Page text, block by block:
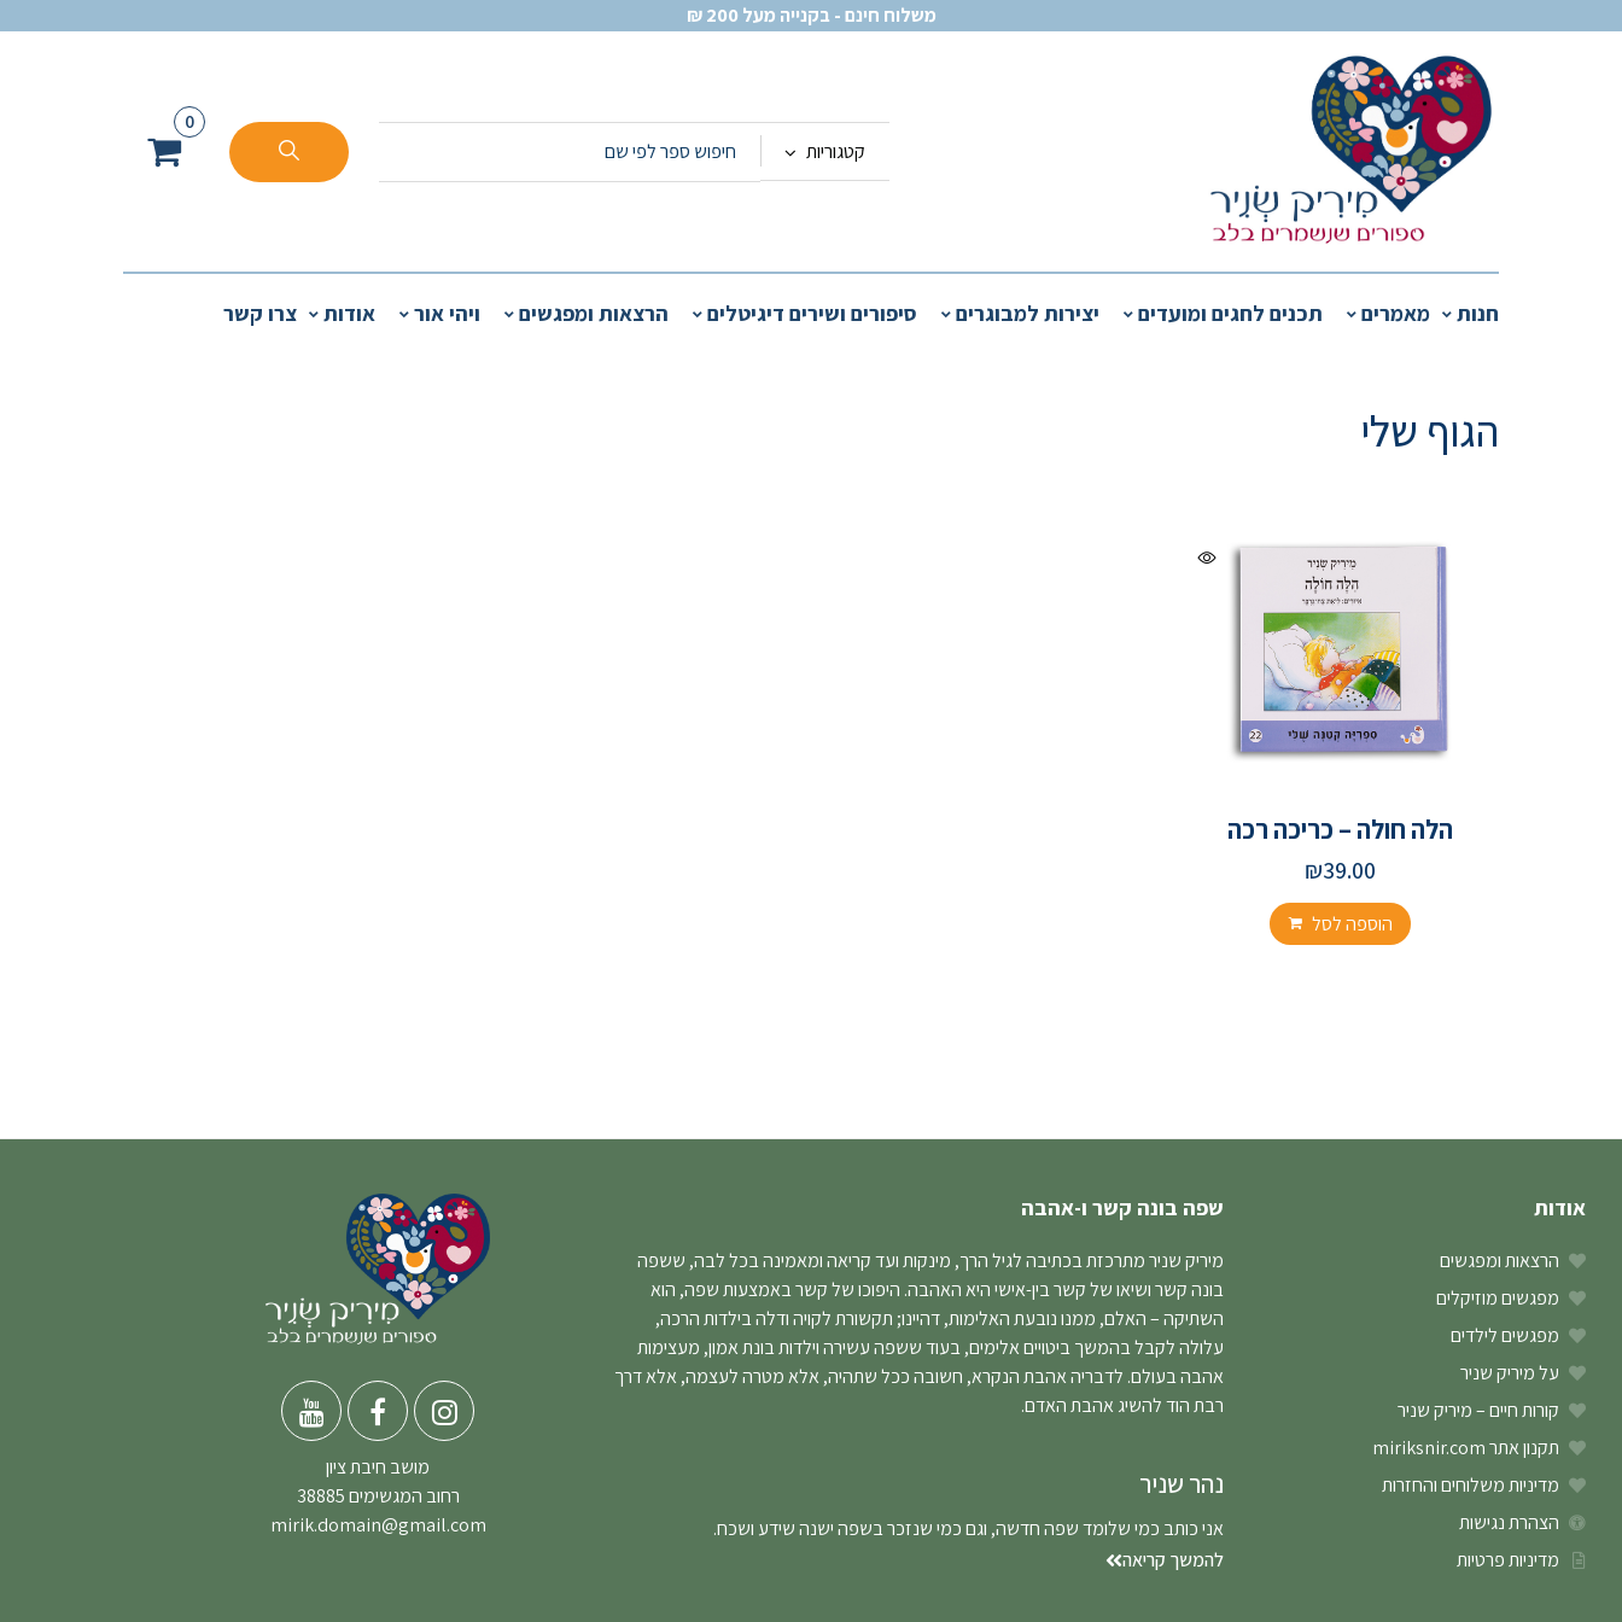
משלוח חינם - בקנייה מעל 200 ₪
קטגוריות
0
חנות מאמרים תכנים לחגים ומועדים יצירות למבוגרים סיפורים ושירים דיגיטלים הרצאות ומפגשים ויהי אור אודות צרו קשר
הגוף שלי
הלה חולה – כריכה רכה
₪39.00
הוספה לסל
אודות
הרצאות ומפגשים
מפגשים מוזיקלים
מפגשים לילדים
על מיריק שניר
קורות חיים – מיריק שניר
תקנון אתר miriksnir.com
מדיניות משלוחים והחזרות
הצהרת נגישות
מדיניות פרטיות
שפה בונה קשר ו-אהבה
מיריק שניר מתרכזת בכתיבה לגיל הרך, מינקות ועד קריאה ומאמינה בכל לבה, ששפה
בונה קשר ושיאו של קשר בין-אישי היא האהבה. היפוכו של קשר באמצעות שפה, הוא
השתיקה – האלם, ממנו נובעת האלימות, דהיינו; תקשורת לקויה ודלה בילדות הרכה,
עלולה לקבל בהמשך ביטויים אלימים, בעוד ששפה עשירה וילדות בונת אמון, מעצימות
אהבה בעולם. לדבריה אהבת הנקרא, חשובה ככל שתהיה, אלא מטרה לעצמה, אלא דרך
רבת הוד להשיג אהבת האדם.
נהר שניר
אני כותב כמי שלומד שפה חדשה, וגם כמי שנזכר בשפה ישנה שידע ושכח.
להמשך קריאה
מושב חיבת ציון
רחוב המגשימים 38885
mirik.domain@gmail.com